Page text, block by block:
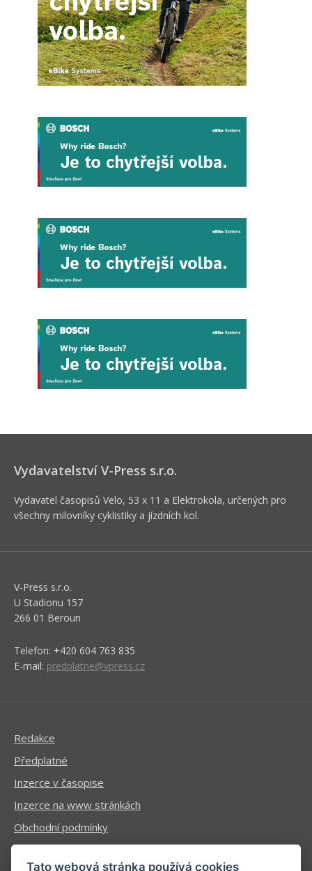
Vydavatelství V-Press s.r.o.
Vydavatel časopisů Velo, 53 x 11 a Elektrokola, určených pro
všechny milovníky cyklistiky a jízdních kol.
V-Press s.r.o.
U Stadionu 157
266 01 Beroun
Telefon: +420 604 763 835
E-mail: predplatne@vpress.cz
Redakce
Předplatné
Inzerce v časopise
Inzerce na www stránkách
Obchodní podmínky
Ochrana osobních údajů
Tato webová stránka používá cookies